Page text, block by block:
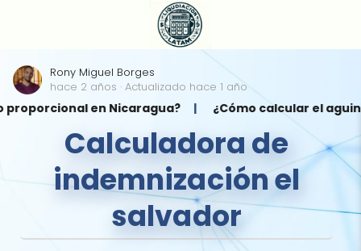
Rony Miguel Borges
hace 2 años · Actualizado hace 1 año
en Nicaragua? ¿Cómo calcular el aguinaldo de
Calculadora de
indemnización el
salvador